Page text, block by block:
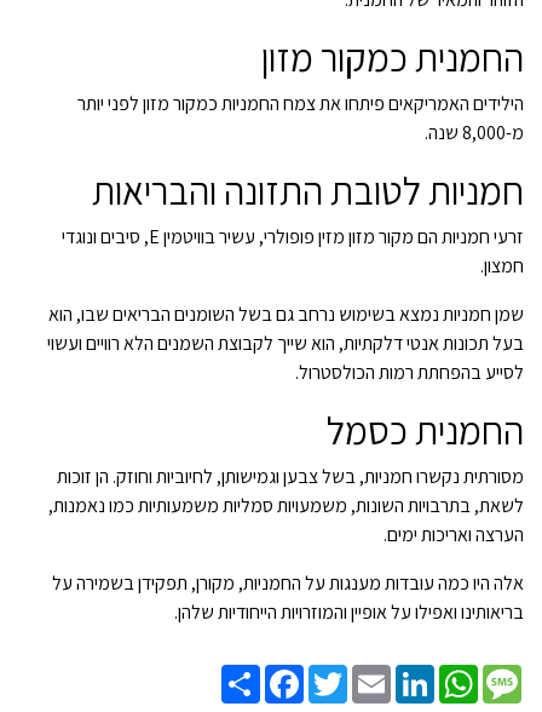
החמנית כמקור מזון
הילידים האמריקאים פיתחו את צמח החמניות כמקור מזון לפני יותר
מ-8,000 שנה.
חמניות לטובת התזונה והבריאות
זרעי חמניות הם מקור מזון מזין פופולרי, עשיר בוויטמין E, סיבים ונוגדי
חמצון.
שמן חמניות נמצא בשימוש נרחב גם בשל השומנים הבריאים שבו, הוא
בעל תכונות אנטי דלקתיות, הוא שייך לקבוצת השמנים הלא רוויים ועשוי
לסייע בהפחתת רמות הכולסטרול.
החמנית כסמל
מסורתית נקשרו חמניות, בשל צבען וגמישותן, לחיוביות וחוזק. הן זוכות
לשאת, בתרבויות השונות, משמעויות סמליות משמעותיות כמו נאמנות,
הערצה ואריכות ימים.
אלה היו כמה עובדות מענגות על החמניות, מקורן, תפקידן בשמירה על
בריאותינו ואפילו על אופיין והמוזרויות הייחודיות שלהן.
Share
FacebookTwitterEmail
LinkedIn
WhatsAppMessage